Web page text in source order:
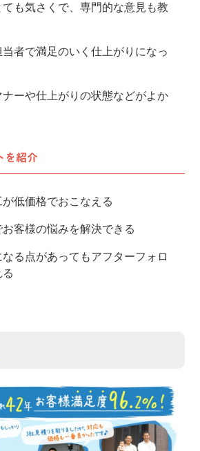
も気さくで、専門的な意見も教
者で満足のいく仕上がりになっ
ーや仕上がりの状態などがよか
を紹介
低価格でおこなえる
客様の悩みを解決できる
る点があってもアフターフォロ